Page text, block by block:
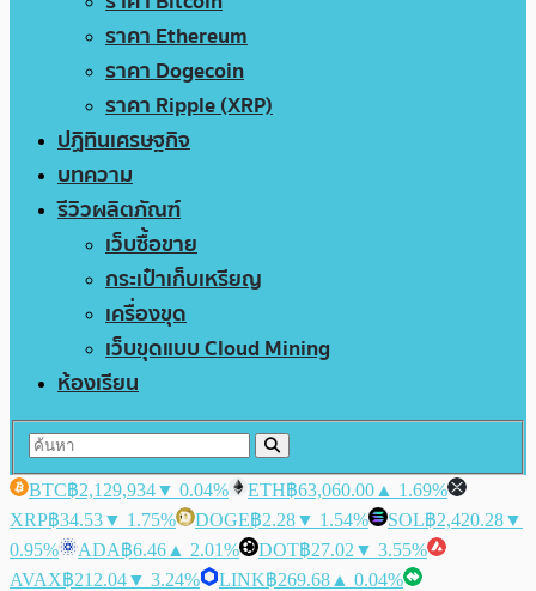
ราคา Ethereum
ราคา Dogecoin
ราคา Ripple (XRP)
ปฏิทินเศรษฐกิจ
บทความ
รีวิวผลิตภัณฑ์
เว็บซื้อขาย
กระเป๋าเก็บเหรียญ
เครื่องขุด
เว็บขุดแบบ Cloud Mining
ห้องเรียน
BTC฿2,129,934▼ 0.04% ETH฿63,060.00 ▲ 1.69%
XRP฿34.53▼ 1.75% DOGE฿2.28▼ 1.54% SOL฿2,420.28▼
0.95%
ADA฿6.46 ▲ 2.01% DOT฿27.02 ▼ 3.55%
AVAX฿212.04▼ 3.24% LINK฿269.68 ▲ 0.04%